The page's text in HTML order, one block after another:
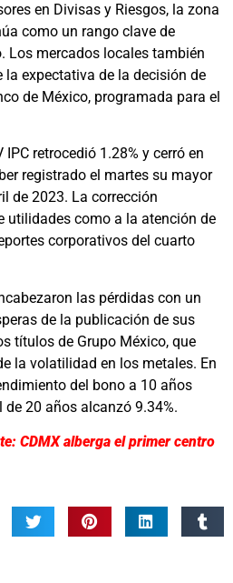
en Divisas y Riesgos, la zona
como un rango clave de
Los mercados locales también
expectativa de la decisión de
de México, programada para el
retrocedió 1.28% y cerró en
registrado el martes su mayor
de 2023. La corrección
utilidades como a la atención de
corporativos del cuarto
las pérdidas con un
de la publicación de sus
títulos de Grupo México, que
la volatilidad en los metales. En
del bono a 10 años
20 años alcanzó 9.34%.
CDMX alberga el primer centro